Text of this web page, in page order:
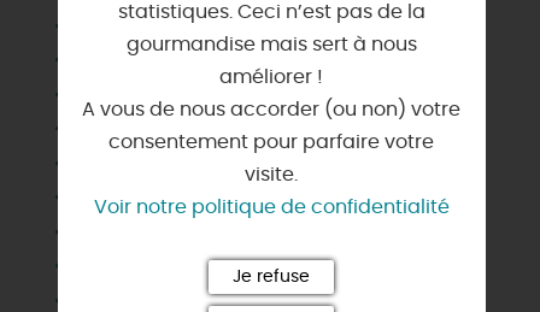
Animaux acceptés
Barbecue
Lave linge privatif
Matériel enfant
Micro-ondes
statistiques. Ceci n’est pas de la
gourmandise mais sert à nous
améliorer !
A vous de nous accorder (ou non) votre
consentement pour parfaire votre
visite.
Voir notre politique de confidentialité
Je refuse